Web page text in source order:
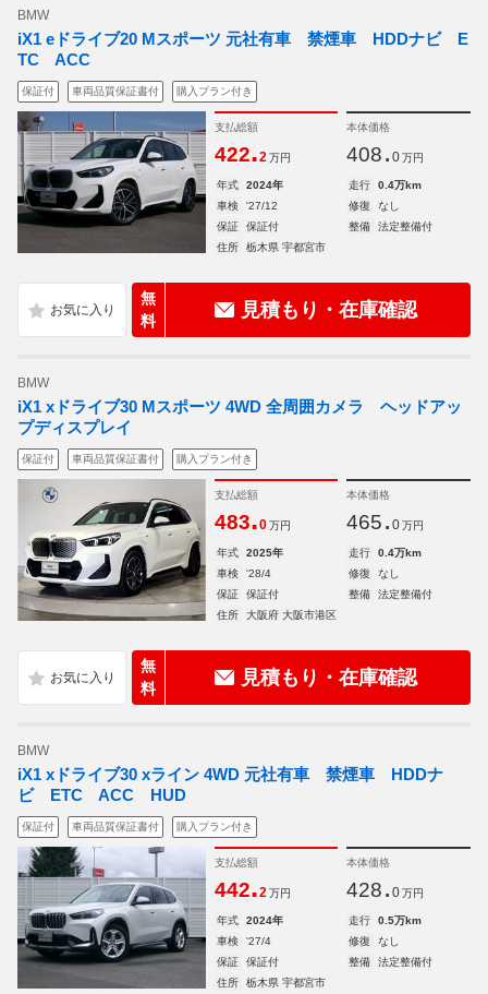
BMW
iX1 eドライブ20 Mスポーツ 元社有車 禁煙車 HDDナビ E
TC ACC
保証付 車両品質保証書付 購入プラン付き
支払総額
422.2 万円
本体価格
408. 0 万円
年式 2024年 走行
0.4万km
車検
'27/12 修復
なし
保証
保証付 整備
法定整備付
住所
栃木県 宇都宮市
無
料
見積もり・在庫確認
BMW
iX1 xドライブ30 Mスポーツ 4WD 全周囲カメラ ヘッドアッ
プディスプレイ
保証付 車両品質保証書付 購入プラン付き
支払総額
483.0 万円
本体価格
465. 0 万円
年式 2025年 走行
0.4万km
車検
'28/4 修復
なし
保証
保証付 整備
法定整備付
住所
大阪府 大阪市港区
無
料
見積もり・在庫確認
BMW
iX1 xドライブ30 xライン 4WD 元社有車 禁煙車 HDDナ
ビ ETC ACC HUD
保証付 車両品質保証書付 購入プラン付き
支払総額
442.2 万円
本体価格
428. 0 万円
年式 2024年 走行
0.5万km
車検
'27/4 修復
なし
保証
保証付 整備
法定整備付
住所
栃木県 宇都宮市